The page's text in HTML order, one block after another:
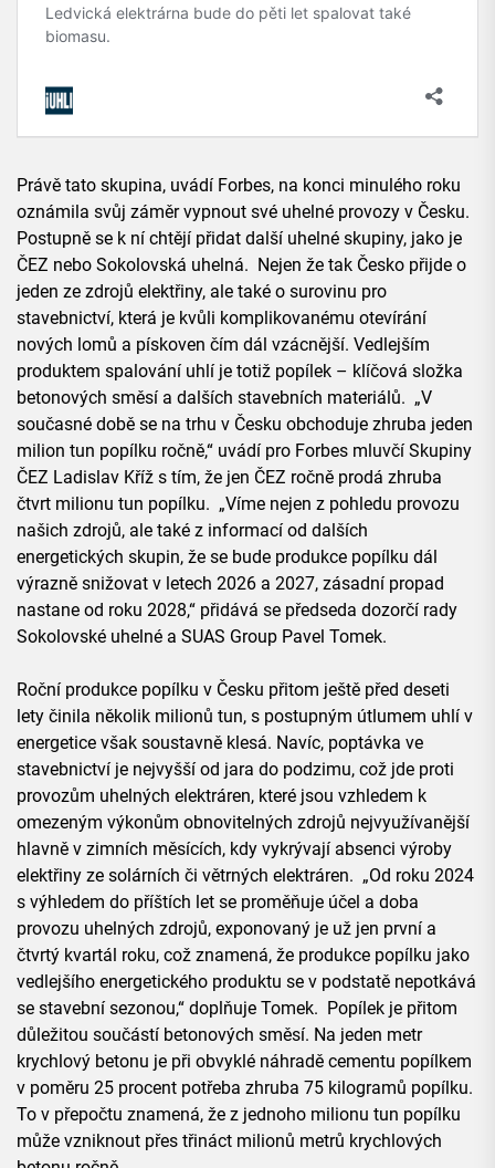
Právě tato skupina, uvádí Forbes, na konci minulého roku
oznámila svůj záměr vypnout své uhelné provozy v Česku.
Postupně se k ní chtějí přidat další uhelné skupiny, jako je
ČEZ nebo Sokolovská uhelná. Nejen že tak Česko přijde o
jeden ze zdrojů elektřiny, ale také o surovinu pro
stavebnictví, která je kvůli komplikovanému otevírání
nových lomů a pískoven čím dál vzácnější. Vedlejším
produktem spalování uhlí je totiž popílek – klíčová složka
betonových směsí a dalších stavebních materiálů. „V
současné době se na trhu v Česku obchoduje zhruba jeden
milion tun popílku ročně,“ uvádí pro Forbes mluvčí Skupiny
ČEZ Ladislav Kříž s tím, že jen ČEZ ročně prodá zhruba
čtvrt milionu tun popílku. „Víme nejen z pohledu provozu
našich zdrojů, ale také z informací od dalších
energetických skupin, že se bude produkce popílku dál
výrazně snižovat v letech 2026 a 2027, zásadní propad
nastane od roku 2028,“ přidává se předseda dozorčí rady
Sokolovské uhelné a SUAS Group Pavel Tomek.
Roční produkce popílku v Česku přitom ještě před deseti
lety činila několik milionů tun, s postupným útlumem uhlí v
energetice však soustavně klesá. Navíc, poptávka ve
stavebnictví je nejvyšší od jara do podzimu, což jde proti
provozům uhelných elektráren, které jsou vzhledem k
omezeným výkonům obnovitelných zdrojů nejvyužívanější
hlavně v zimních měsících, kdy vykrývají absenci výroby
elektřiny ze solárních či větrných elektráren. „Od roku 2024
s výhledem do příštích let se proměňuje účel a doba
provozu uhelných zdrojů, exponovaný je už jen první a
čtvrtý kvartál roku, což znamená, že produkce popílku jako
vedlejšího energetického produktu se v podstatě nepotkává
se stavební sezonou,“ doplňuje Tomek. Popílek je přitom
důležitou součástí betonových směsí. Na jeden metr
krychlový betonu je při obvyklé náhradě cementu popílkem
v poměru 25 procent potřeba zhruba 75 kilogramů popílku.
To v přepočtu znamená, že z jednoho milionu tun popílku
může vzniknout přes třináct milionů metrů krychlových